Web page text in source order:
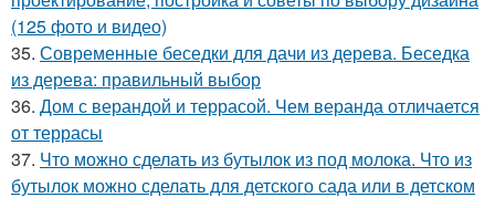
(125 фото и видео)
35. Современные беседки для дачи из дерева. Беседка
из дерева: правильный выбор
36. Дом с верандой и террасой. Чем веранда отличается
от террасы
37. Что можно сделать из бутылок из под молока. Что из
бутылок можно сделать для детского сада или в детском